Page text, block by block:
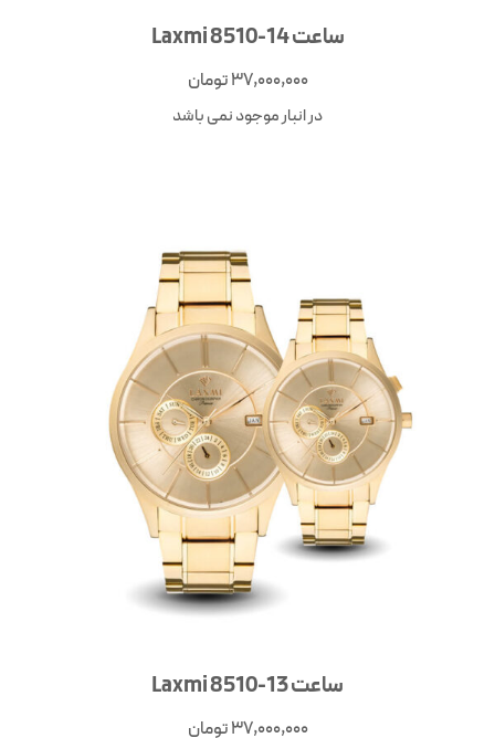
ساعت Laxmi 8510-14
37,000,000تومان
در انبار موجود نمی باشد
ساعت Laxmi 8510-13
37,000,000تومان